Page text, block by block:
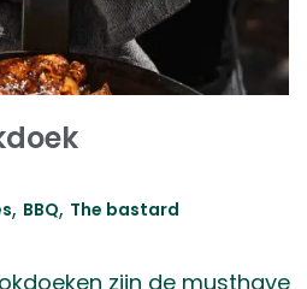
, BBQ, The bastard
zijn de musthave